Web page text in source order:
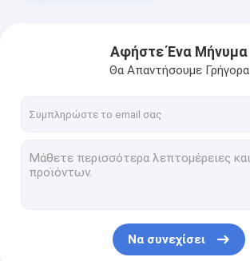
Αφήστε Ένα Μήνυμα
Θα Απαντήσουμε Γρήγορα
Να συνεχίσει